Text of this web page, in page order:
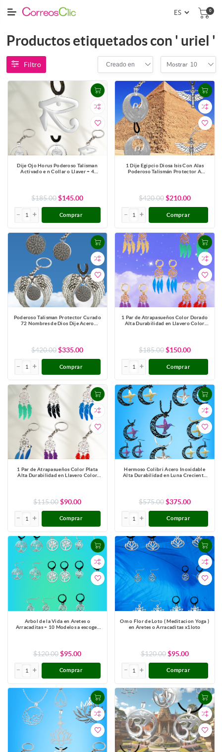
0
Productos etiquetados con ' uriel '
Filtro Creado en Mostrar 10
Dije Ojo Horus Poderoso Talisman
Activado e n Collar o Llaver + 4
$185.00 $145.00
Comprar
1 Dije Egipcio Diosa Isis Con Alas
Poderoso Talismán Protector A
$420.00 $210.00
Comprar
Poderoso Talisman Protector Curado
72 Nombres de Dios Dije Acero
$420.00 $335.00
Comprar
1 Par de Atrapasueños Color Dorado
Alta Durabilidad en Llavero Color
$185.00 $150.00
Comprar
1 Par de Atrapasueños Color Plata
Alta Durabilidad en Llavero Color
$115.00 $90.00
Comprar
Hermoso Colibri Acero Inoxidable
Alta Durabilidad en Luna Creciente
Escoger x1col-Lopi
$575.00 $375.00
Comprar
Arbol de la Vida en Aretes o
Arracaditas + 10 Modelos a escoger
$120.00 $95.00
Comprar
Om o Flor de Loto ( Meditacion Yoga )
en Aretes o Arracaditas x1loto
$120.00 $95.00
Comprar